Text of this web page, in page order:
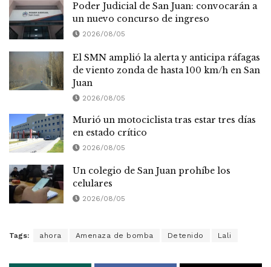
Poder Judicial de San Juan: convocarán a
un nuevo concurso de ingreso
2026/08/05
El SMN amplió la alerta y anticipa ráfagas
de viento zonda de hasta 100 km/h en San
Juan
2026/08/05
Murió un motociclista tras estar tres días
en estado crítico
2026/08/05
Un colegio de San Juan prohíbe los
celulares
2026/08/05
Tags: ahora Amenaza de bomba Detenido Lali